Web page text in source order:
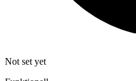
Not set yet